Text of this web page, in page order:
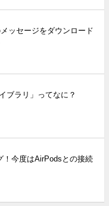
ッセージをダウンロード
ブラリ」ってなに？
！今度はAirPodsとの接続